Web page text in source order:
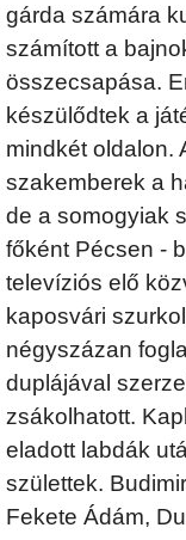
gárda számára
számított a
összecsapása.
készülődtek a
mindkét oldalon.
szakemberek a
de a somogyiak
főként Pécsen -
televíziós elő
kaposvári
négyszázan
duplájával
zsákolhatott.
eladott labdák
születtek.
Fekete Ádám,